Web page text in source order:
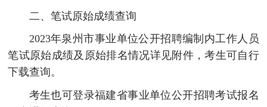
二、笔试原始成绩查询
2023年泉州市事业单位公开招聘编制内工作人员
笔试原始成绩及原始排名情况详见附件，考生可自行
下载查询。
考生也可登录福建省事业单位公开招聘考试报名